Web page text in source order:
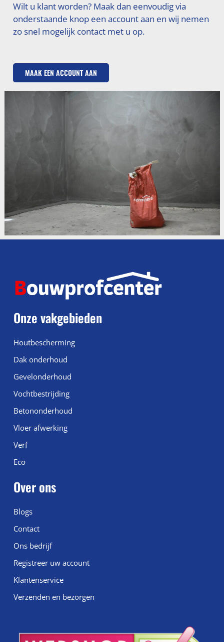
Wilt u klant worden? Maak dan eenvoudig via
onderstaande knop een account aan en wij nemen
zo snel mogelijk contact met u op.
MAAK EEN ACCOUNT AAN
Onze vakgebieden
Houtbescherming
Dak onderhoud
Gevelonderhoud
Vochtbestrijding
Betononderhoud
Vloer afwerking
Verf
Eco
Over ons
Blogs
Contact
Ons bedrijf
Registreer uw account
Klantenservice
Verzenden en bezorgen